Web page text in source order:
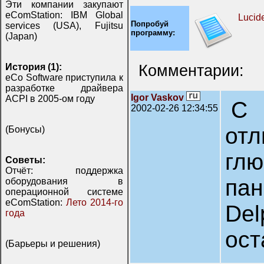
Эти компании закупают
eComStation: IBM Global
services (USA), Fujitsu
(Japan)
История (1):
eCo Software приступила к
разработке драйвера
ACPI в 2005-ом году
(Бонусы)
Советы:
Отчёт: поддержка
оборудования в
операционной системе
eComStation: Лето 2014-го
года
(Барьеры и решения)
Попробуй
программу:
Комментарии:
Igor Vaskov
2002-02-26 12:34:55
C